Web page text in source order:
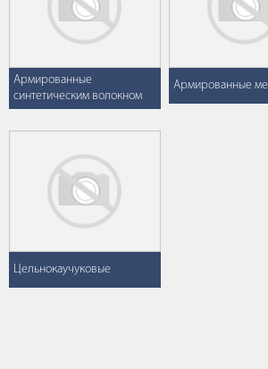
Армированные
синтетическим волокном
Армированные
Цельнокаучуковые